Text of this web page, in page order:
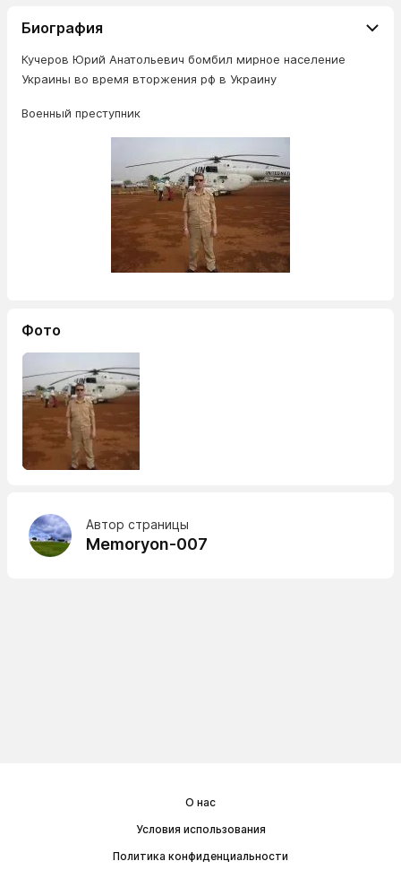
Биография
Кучеров Юрий Анатольевич бомбил мирное население
Украины во время вторжения рф в Украину
Военный преступник
Фото
Автор страницы
Memoryon-007
О нас
Условия использования
Политика конфиденциальности